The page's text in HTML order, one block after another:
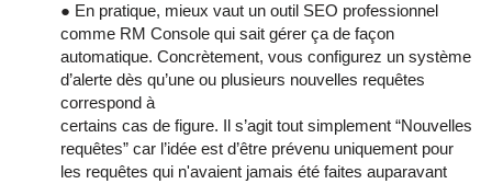
● En pratique, mieux vaut un outil SEO professionnel
comme RM Console qui sait gérer ça de façon
automatique. Concrètement, vous configurez un système
d’alerte dès qu’une ou plusieurs nouvelles requêtes
correspond à
certains cas de figure. Il s’agit tout simplement “Nouvelles
requêtes” car l’idée est d’être prévenu uniquement pour
les requêtes qui n'avaient jamais été faites auparavant